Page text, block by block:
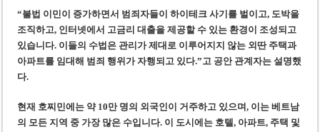
“불법 이민이 증가하면서 범죄자들이 하이테크 사기를 벌이고, 도박을
조직하고, 인터넷에서 고금리 대출을 제공할 수 있는 환경이 조성되고
있습니다. 이들의 수법은 관리가 제대로 이루어지지 않는 외딴 주택과
아파트를 임대해 범죄 행위가 자행되고 있다.”고 공안 관계자는 설명했
다.
현재 호찌민에는 약 10만 명의 외국인이 거주하고 있으며, 이는 베트남
의 모든 지역 중 가장 많은 수입니다. 이 도시에는 호텔, 아파트, 주택 및